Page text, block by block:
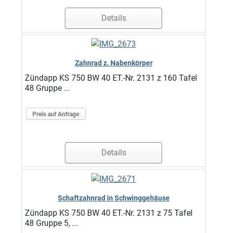
Details
Zahnrad z. Nabenkörper
Zündapp KS 750 BW 40 ET.-Nr. 2131 z 160 Tafel
48 Gruppe ...
Preis auf Anfrage
Details
Schaftzahnrad in Schwinggehäuse
Zündapp KS 750 BW 40 ET.-Nr. 2131 z 75 Tafel
48 Gruppe 5, ...